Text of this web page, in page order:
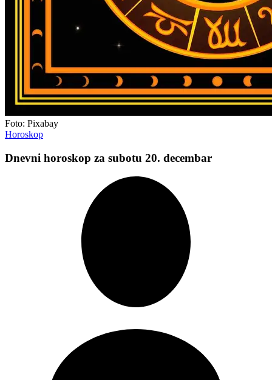
Foto: Pixabay
Horoskop
Dnevni horoskop za subotu 20. decembar